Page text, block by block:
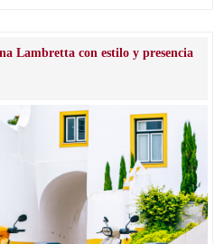
Lambretta con estilo y presencia